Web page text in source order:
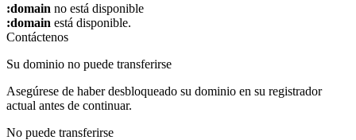
:domain no está disponible
:domain está disponible.
Contáctenos
Su dominio no puede transferirse
Asegúrese de haber desbloqueado su dominio en su registrador
actual antes de continuar.
No puede transferirse